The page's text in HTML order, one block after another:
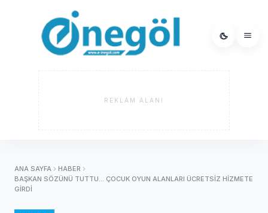
REKLAM ALANI
ANA SAYFA
HABER
BAŞKAN SÖZÜNÜ TUTTU... ÇOCUK OYUN ALANLARI ÜCRETSIZ HIZMETE
GIRDI